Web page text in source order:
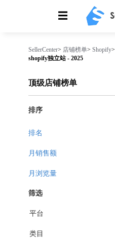
☰
SellerCenter> 店铺榜单> Shopify>
shopify独立站 - 2025
顶级店铺榜单
排序
排名
月销售额
月浏览量
筛选
平台
类目